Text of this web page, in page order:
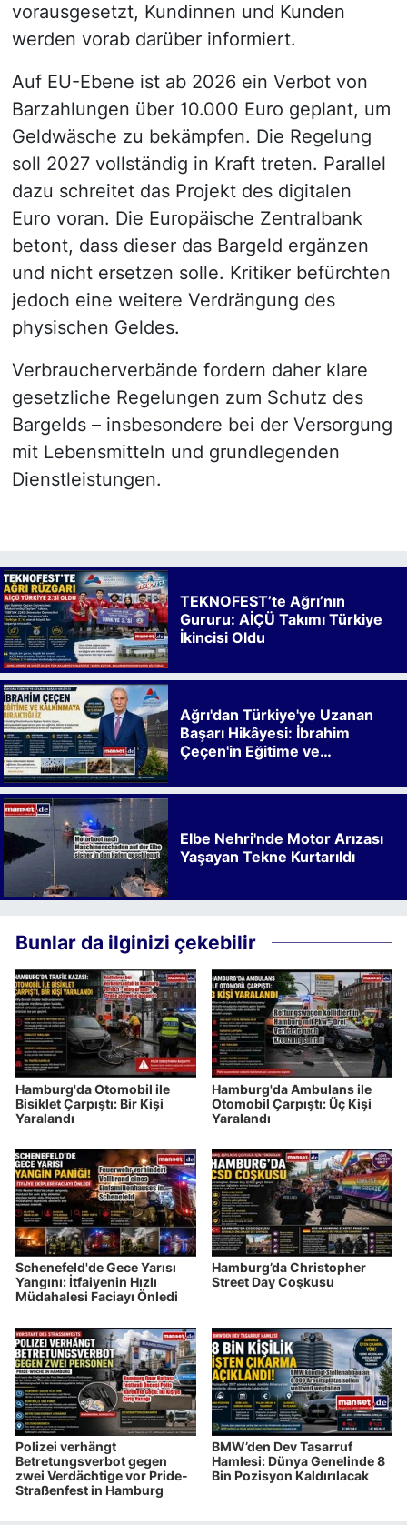
vorausgesetzt, Kundinnen und Kunden
werden vorab darüber informiert.
Auf EU-Ebene ist ab 2026 ein Verbot von
Barzahlungen über 10.000 Euro geplant, um
Geldwäsche zu bekämpfen. Die Regelung
soll 2027 vollständig in Kraft treten. Parallel
dazu schreitet das Projekt des digitalen
Euro voran. Die Europäische Zentralbank
betont, dass dieser das Bargeld ergänzen
und nicht ersetzen solle. Kritiker befürchten
jedoch eine weitere Verdrängung des
physischen Geldes.
Verbraucherverbände fordern daher klare
gesetzliche Regelungen zum Schutz des
Bargelds – insbesondere bei der Versorgung
mit Lebensmitteln und grundlegenden
Dienstleistungen.
TEKNOFEST’te Ağrı’nın
Gururu: AİÇÜ Takımı Türkiye
İkincisi Oldu
Ağrı'dan Türkiye'ye Uzanan
Başarı Hikâyesi: İbrahim
Çeçen'in Eğitime ve
Elbe Nehri'nde Motor Arızası
Yaşayan Tekne Kurtarıldı
Bunlar da ilginizi çekebilir
Hamburg'da Otomobil ile
Bisiklet Çarpıştı: Bir Kişi
Yaralandı
Hamburg'da Ambulans ile
Otomobil Çarpıştı: Üç Kişi
Yaralandı
Schenefeld'de Gece Yarısı
Yangını: İtfaiyenin Hızlı
Müdahalesi Faciayı Önledi
Hamburg’da Christopher
Street Day Coşkusu
Polizei verhängt
Betretungsverbot gegen
zwei Verdächtige vor Pride-
Straßenfest in Hamburg
BMW’den Dev Tasarruf
Hamlesi: Dünya Genelinde 8
Bin Pozisyon Kaldırılacak